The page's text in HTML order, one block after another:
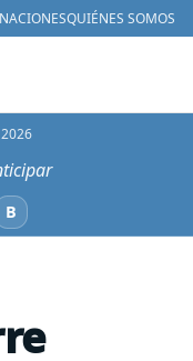
QUIÉNES SOMOS
BBluesky